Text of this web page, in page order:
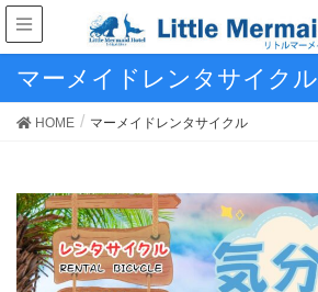
マーメイドレンタサイクル
HOME マーメイドレンタサイクル